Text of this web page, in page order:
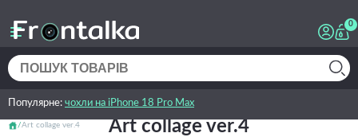
0
Популярне: чохли на iPhone 18 Pro Max
Art collage ver.4 Art collage ver.4